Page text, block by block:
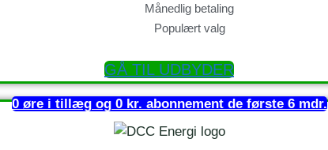
Månedlig betaling
Populært valg
GÅ TIL UDBYDER
0 øre i tillæg og 0 kr. abonnement de første 6 mdr.